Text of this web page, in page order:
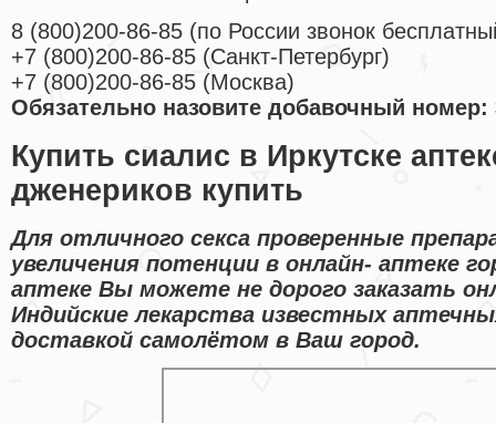
8 (800)200-86-85 (по России звонок
+7 (800)200-86-85 (Санкт-Петербург)
+7 (800)200-86-85 (Москва)
Обязательно назовите добавочный номер:
Купить сиалис в Иркутске
дженериков купить
Для отличного секса проверенные
увеличения потенции в онлайн- аптеке
аптеке Вы можете не дорого заказать
Индийские лекарства известных
доставкой самолётом в Ваш город.